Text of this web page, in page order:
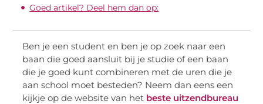
Goed artikel? Deel hem dan op:
Ben je een student en ben je op zoek naar een
baan die goed aansluit bij je studie of een baan
die je goed kunt combineren met de uren die je
aan school moet besteden? Neem dan eens een
kijkje op de website van het beste uitzendbureau